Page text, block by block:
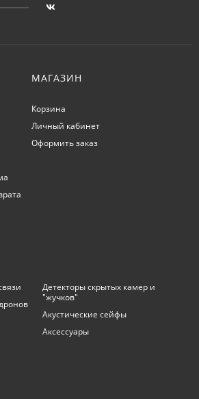
МАГАЗИН
Корзина
Личный кабинет
Оформить заказ
Детекторы скрытых камер и
"жучков"
Акустические сейфы
Аксессуары